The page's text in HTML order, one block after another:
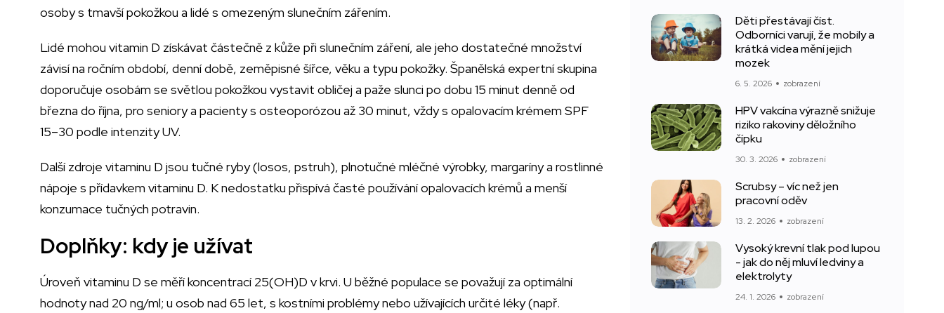
osoby s tmavší pokožkou a lidé s omezeným slunečním zářením.
Lidé mohou vitamin D získávat částečně z kůže při slunečním záření, ale jeho dostatečné množství
závisí na ročním období, denní době, zeměpisné šířce, věku a typu pokožky. Španělská expertní skupina
doporučuje osobám se světlou pokožkou vystavit obličej a paže slunci po dobu 15 minut denně od
března do října, pro seniory a pacienty s osteoporózou až 30 minut, vždy s opalovacím krémem SPF
15–30 podle intenzity UV.
Další zdroje vitaminu D jsou tučné ryby (losos, pstruh), plnotučné mléčné výrobky, margaríny a rostlinné
nápoje s přídavkem vitaminu D. K nedostatku přispívá časté používání opalovacích krémů a menší
konzumace tučných potravin.
Doplňky: kdy je užívat
Úroveň vitaminu D se měří koncentrací 25(OH)D v krvi. U běžné populace se považují za optimální
hodnoty nad 20 ng/ml; u osob nad 65 let, s kostními problémy nebo užívajících určité léky (např.
Děti přestávají číst.
Odborníci varují, že mobily a
krátká videa mění jejich
mozek
6. 5. 2026 zobrazení
HPV vakcína výrazně snižuje
riziko rakoviny děložního
čípku
30. 3. 2026 zobrazení
Scrubsy – víc než jen
pracovní oděv
13. 2. 2026 zobrazení
Vysoký krevní tlak pod lupou
- jak do něj mluví ledviny a
elektrolyty
24. 1. 2026 zobrazení